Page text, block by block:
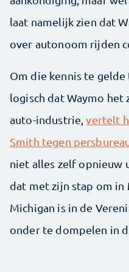
laat namelijk zien dat
over autonoom rijden
Om die kennis te
logisch dat Waymo
auto-industrie,vertelt
Smith tegen
niet alles zelf opnieuw
dat met zijn stap om in
Michigan is in de
onder te dompelen in